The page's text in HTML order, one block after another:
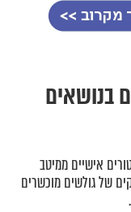
בנושאים
אישיים ממיטב
של גולשים מוכשרים